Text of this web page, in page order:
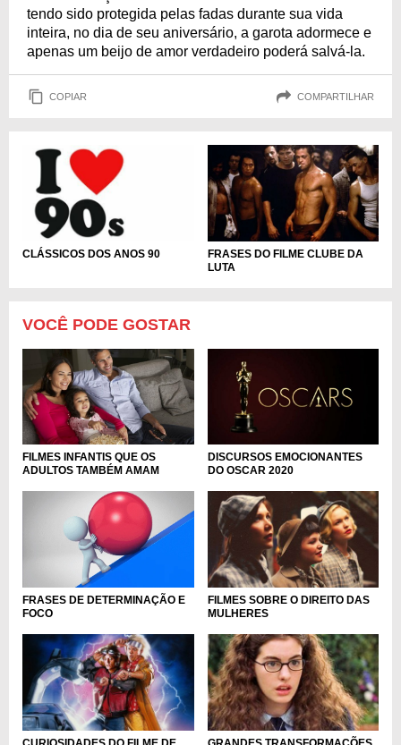
tendo sido protegida pelas fadas durante sua vida
inteira, no dia de seu aniversário, a garota adormece e
apenas um beijo de amor verdadeiro poderá salvá-la.
COPIAR COMPARTILHAR
CLÁSSICOS DOS ANOS 90
FRASES DO FILME CLUBE DA
LUTA
VOCÊ PODE GOSTAR
FILMES INFANTIS QUE OS
ADULTOS TAMBÉM AMAM
DISCURSOS EMOCIONANTES
DO OSCAR 2020
FRASES DE DETERMINAÇÃO E
FOCO
FILMES SOBRE O DIREITO DAS
MULHERES